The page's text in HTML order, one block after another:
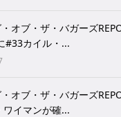
オブ・ザ・バガーズ
#33カイル・...
オブ・ザ・バガーズ
イマンが確...